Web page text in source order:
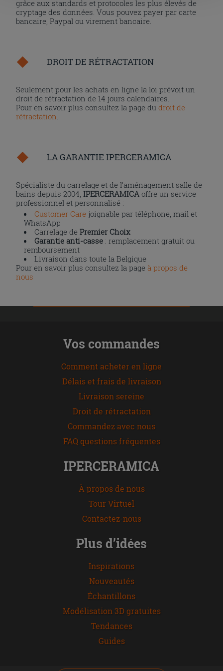
l'installation des cookies techniques uniquement.
grâce aux standards et protocoles les plus élevés de
cryptage des données. Vous pouvez payer par carte
bancaire, Paypal ou virement bancaire.
DROIT DE RÉTRACTATION
Seulement pour les achats en ligne la loi prévoit un
droit de rétractation de 14 jours calendaires.
Pour en savoir plus consultez la page dudroit de
rétractation
LA GARANTIE IPERCERAMICA
Spécialiste du carrelage et de l’aménagement salle de
bains depuis 2004,IPERCERAMICA offre un service
professionnel et personnalisé :
Customer Care joignable par téléphone, mail et
WhatsApp
Carrelage dePremier Choix
Garantie anti-casse : remplacement gratuit ou
remboursement
Livraison dans toute la Belgique
Pour en savoir plus consultez la page à propos de
nous
Vos commandes
Comment acheter en ligne
Délais et frais de livraison
Livraison sereine
Droit de rétractation
Commandez avec nous
FAQ questions fréquentes
IPERCERAMICA
À propos de nous
Tour Virtuel
Contactez-nous
Plus d’idées
Inspirations
Nouveautés
Échantillons
Modélisation 3D gratuites
Tendances
Guides